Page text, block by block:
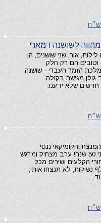
לשושנה דמארי
אור, שני שושנים, הן
וטובים הם רק חלק
הזמר העברי - שושנה
גולן מגישה בקולה
חדשים שלא ידענו.
והקומיקאי ננסי
ברנדס שעלה ארצה לפני 50 שנה! ערב מצחיק ומרגש
הקלעים ושירים מכל
נשיקות, לא תנצחו אותי,